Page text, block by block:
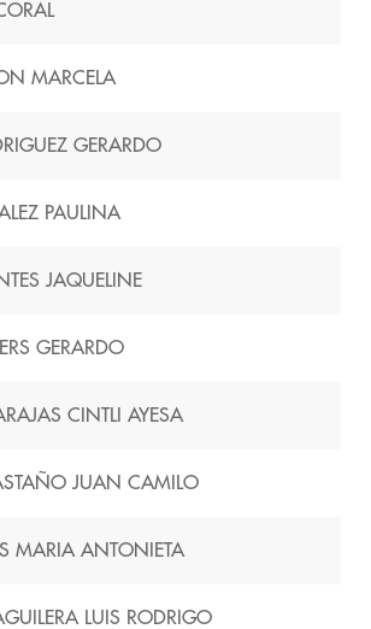
MARCELA
GERARDO
PAULINA
JAQUELINE
GERARDO
CINTLI AYESA
JUAN CAMILO
MARIA ANTONIETA
LUIS RODRIGO